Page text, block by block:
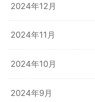
2024年12月
2024年11月
2024年10月
2024年9月